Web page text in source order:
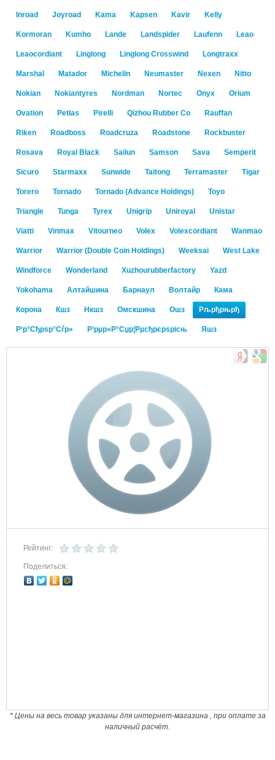
Inroad Joyroad Kama Kapsen Kavir Kelly
Kormoran Kumho Lande Landspider Laufenn Leao
Leaocordiant Linglong Linglong Crosswind Longtraxx
Marshal Matador Michelin Neumaster Nexen Nitto
Nokian Nokiantyres Nordman Nortec Onyx Orium
Ovation Petlas Pirelli Qizhou Rubber Co Rauffan
Riken Roadboss Roadcruza Roadstone Rockbuster
Rosava Royal Black Sailun Samson Sava Semperit
Sicuro Starmaxx Sunwide Taitong Terramaster Tigar
Torero Tornado Tornado (Advance Holdings) Toyo
Triangle Tunga Tyrex Unigrip Uniroyal Unistar
Viatti Vinmax Vitourneo Volex Volexcordiant Wanmao
Warrior Warrior (Double Coin Holdings) Weeksai West Lake
Windforce Wonderland Xuzhourubberfactory Yazd
Yokohama Алтайшина Барнаул Волтайр Кама
Корона Кшз Нкшз Омскшина Ошз Рљрђрњрђ
Р‘р°Сђрѕр°Сѓр» Р‘рµр»Р°Сџр¦Рµсђрєрѕрісњ Яшз
Рейтинг:
Поделиться:
* Цены на весь товар указаны для интернет-магазина , при оплате за
наличный расчёт.